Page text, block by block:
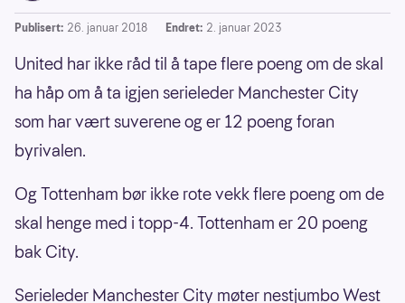
Publisert: 26. januar 2018 Endret: 2. januar 2023
United har ikke råd til å tape flere poeng om de skal
ha håp om å ta igjen serieleder Manchester City
som har vært suverene og er 12 poeng foran
byrivalen.
Og Tottenham bør ikke rote vekk flere poeng om de
skal henge med i topp-4. Tottenham er 20 poeng
bak City.
Serieleder Manchester City møter nestjumbo West